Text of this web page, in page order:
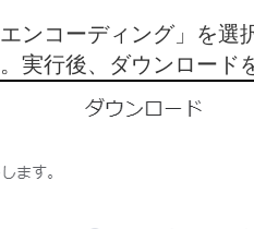
ンコーディング」を選
実行後、ダウンロード